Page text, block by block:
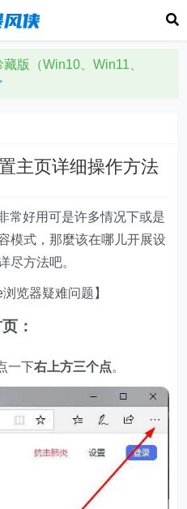
版（Win10、Win11、
主页详细操作方法
常好用可是许多情况下或是
模式，那麼该在哪儿开展设
尽方法吧。
览器疑难问题】
：
一下右上方三个点。